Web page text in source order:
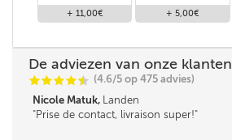
+ 11,00€
+ 5,00€
De adviezen van onze klanten
CCCCi
@ (4.6/5 op 475 advies)
Nicole Matuk, Landen
Prise de contact, livraison super!